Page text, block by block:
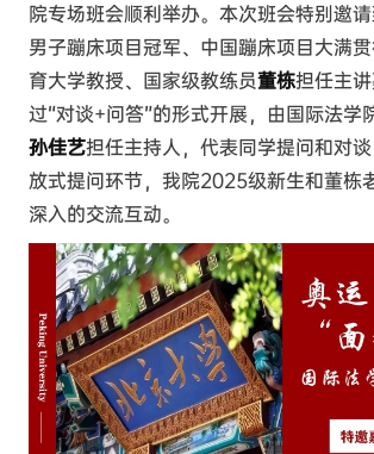
院专场班会顺利举办。本次班会特别邀
男子蹦床项目冠军、中国蹦床项目大满
育大学教授、国家级教练员董栋担任主
过“对谈+问答”的形式开展，由国际法学
孙佳艺担任主持人，代表同学提问和对
放式提问环节，我院2025级新生和董栋
深入的交流互动。